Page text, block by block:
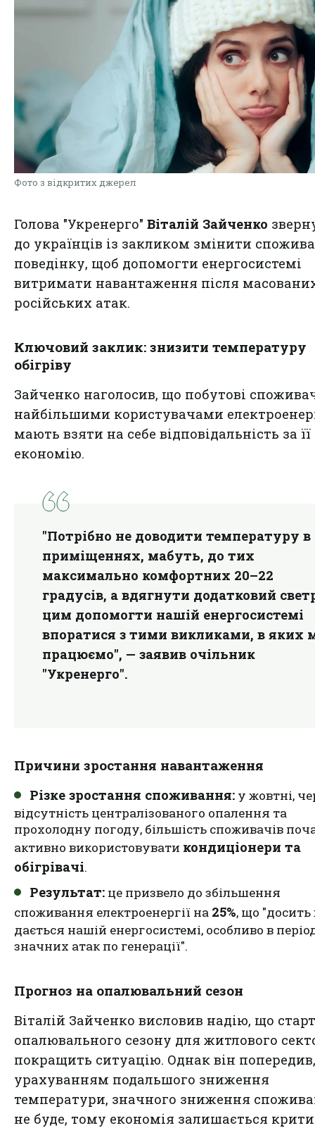
Фото з відкритих джерел
Голова "Укренерго" Віталій Зайченко
до українців із закликом змінити
поведінку, щоб допомогти енергосистемі
витримати навантаження після
російських атак.
Ключовий заклик: знизити температуру
обігріву
Зайченко наголосив, що побутові
найбільшими користувачами
мають взяти на себе відповідальність за її
економію.
"Потрібно не доводити температуру в
приміщеннях, мабуть, до тих
максимально комфортних 20–22
градусів, а вдягнути додатковий
цим допомогти нашій енергосистемі
впоратися з тими викликами, в яких
працюємо", — заявив очільник
"Укренерго".
Причини зростання навантаження
Різке зростання споживання: у жовтні,
відсутність централізованого опалення та
прохолодну погоду, більшість споживачів
активно використовувати кондиціонери та
обігрівачі.
Результат: це призвело до збільшення
споживання електроенергії на 25%, що
дається нашій енергосистемі, особливо в
значних атак по генерації".
Прогноз на опалювальний сезон
Віталій Зайченко висловив надію, що старт
опалювального сезону для житлового
покращить ситуацію. Однак він
урахуванням подальшого зниження
температури, значного зниження
не буде, тому економія залишається